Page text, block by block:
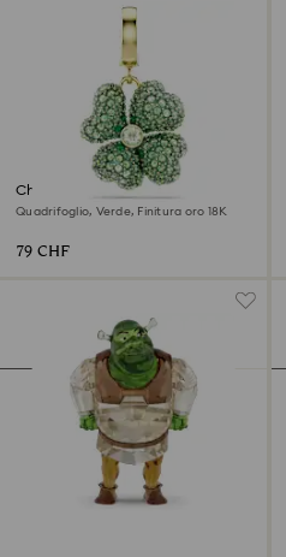
Charm Idyllia
Quadrifoglio, Verde, Finitura oro 18K
79 CHF